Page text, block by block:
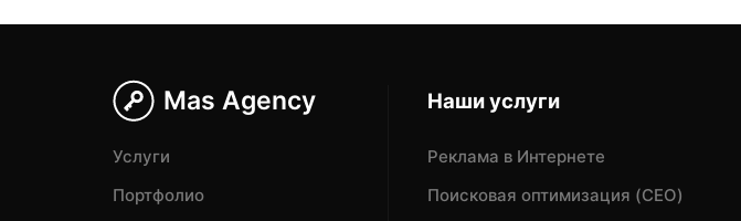
Mas Agency
Услуги
Портфолио
Наши услуги
Реклама в Интернете
Поисковая оптимизация (CEO)